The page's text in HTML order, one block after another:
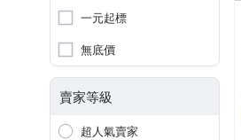
一元起標
無底價
賣家等級
超人氣賣家